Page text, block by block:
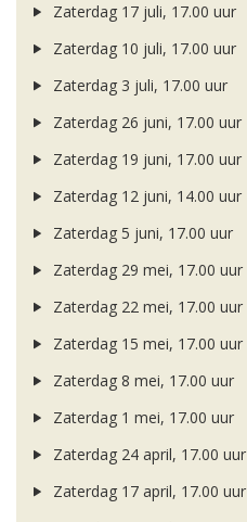
Zaterdag 17 juli, 17.00 uur
Zaterdag 10 juli, 17.00 uur
Zaterdag 3 juli, 17.00 uur
Zaterdag 26 juni, 17.00 uur
Zaterdag 19 juni, 17.00 uur
Zaterdag 12 juni, 14.00 uur
Zaterdag 5 juni, 17.00 uur
Zaterdag 29 mei, 17.00 uur
Zaterdag 22 mei, 17.00 uur
Zaterdag 15 mei, 17.00 uur
Zaterdag 8 mei, 17.00 uur
Zaterdag 1 mei, 17.00 uur
Zaterdag 24 april, 17.00 uur
Zaterdag 17 april, 17.00 uur